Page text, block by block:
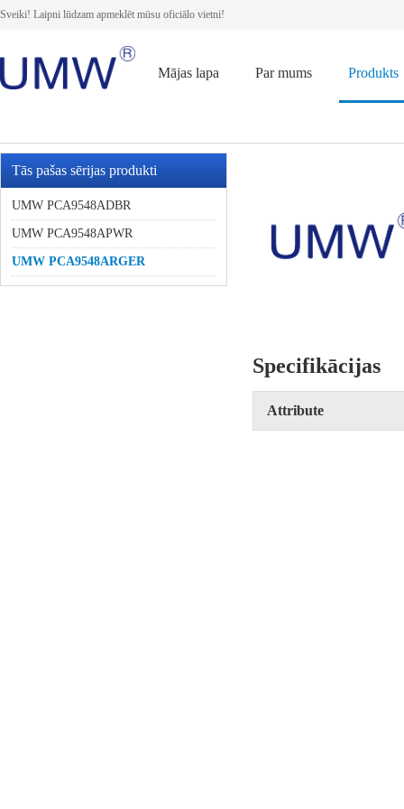
Sveiki! Laipni lūdzam apmeklēt mūsu oficiālo vietni!
Mājas lapa Par mums Produkts
Tās pašas sērijas produkti
UMW PCA9548ADBR
UMW PCA9548APWR
UMW PCA9548ARGER
Specifikācijas
Attribute